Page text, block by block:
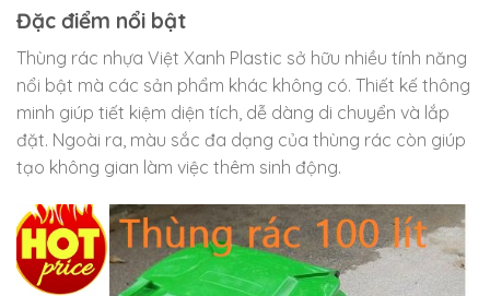
Đặc điểm nổi bật
Thùng rác nhựa Việt Xanh Plastic sở hữu nhiều tính năng
nổi bật mà các sản phẩm khác không có. Thiết kế thông
minh giúp tiết kiệm diện tích, dễ dàng di chuyển và lắp
đặt. Ngoài ra, màu sắc đa dạng của thùng rác còn giúp
tạo không gian làm việc thêm sinh động.